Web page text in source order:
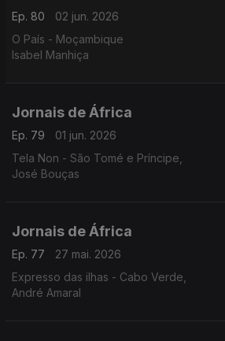
Ep. 80
02 jun. 2026
O País - Moçambique
Isabel Manhiça
Jornais de África
Ep. 79
01 jun. 2026
Tela Non - São Tomé e Príncipe,
José Bouças
Jornais de África
Ep. 77
27 mai. 2026
Expresso das ilhas - Cabo Verde,
André Amaral